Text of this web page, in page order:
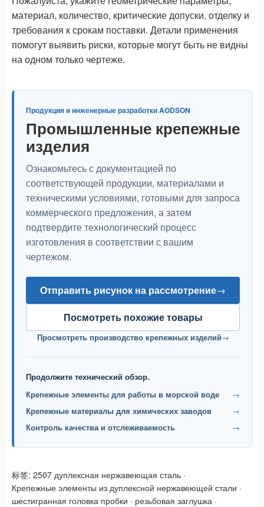
материал, количество, критические допуски, отделку и
требования к срокам поставки. Детали применения
помогут выявить риски, которые могут быть не видны
на одном только чертеже.
Продукция и инженерные разработки AODSON
Промышленные крепежные
изделия
Ознакомьтесь с документацией по
соответствующей продукции, материалами и
техническими условиями, готовыми для запроса
коммерческого предложения, а затем
подтвердите технологический процесс
изготовления в соответствии с вашим
чертежом.
Отправить рисунок на рассмотрение→
Посмотреть похожие товары
Просмотреть производство крепежных изделий→
Продолжите технический обзор.
Крепежные элементы для работы в морской воде
→
Крепежные материалы для химических заводов
→
Контроль качества и отслеживаемость
→
标签: 2507 дуплексная нержавеющая сталь ·
Крепежные элементы из дуплексной нержавеющей стали ·
шестигранная головка пробки · резьбовая заглушка ·